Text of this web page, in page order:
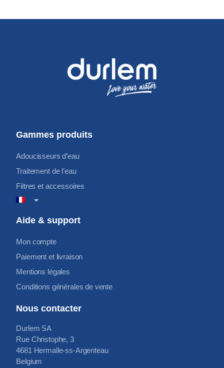
Gammes produits
Adoucisseurs d’eau
Traitement de l’eau
Filtres et accessoires
Aide & support
Mon compte
Paiement et livraison
Mentions légales
Conditions générales de vente
Nous contacter
Durlem SA
Rue Christophe, 3
4681 Hermalle-ss-Argenteau
Belgium